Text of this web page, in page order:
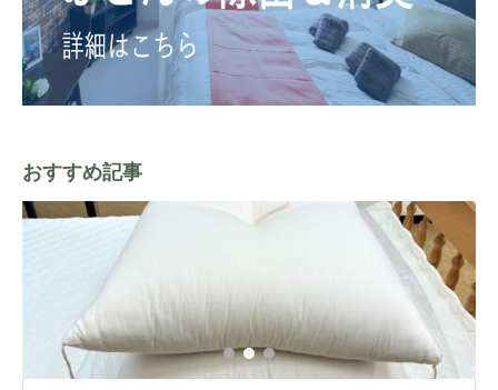
おすすめ記事